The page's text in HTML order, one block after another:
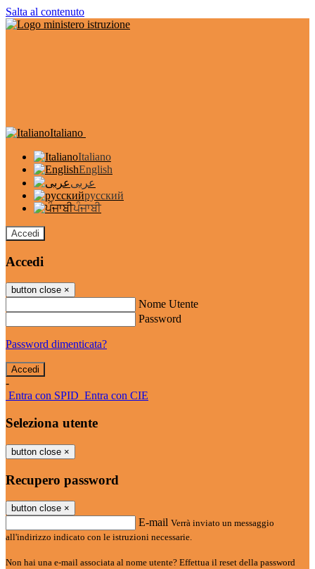
Salta al contenuto
Italiano
Italiano
English
عربى
русский
ਪੰਜਾਬੀ
Accedi
Accedi
button close ×
Nome Utente
Password
Password dimenticata?
-
Entra con SPID Entra con CIE
Seleziona utente
button close ×
Recupero password
button close ×
E-mail Verrà inviato un messaggio
all'indirizzo indicato con le istruzioni necessarie.
Non hai una e-mail associata al nome utente? Effettua il reset della password